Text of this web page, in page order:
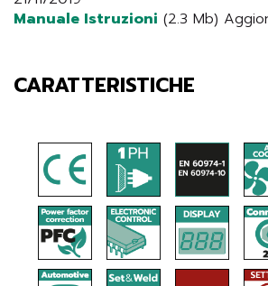
Manuale Istruzioni (2.3 Mb)
CARATTERISTICHE